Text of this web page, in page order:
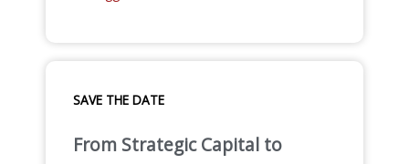
SAVE THE DATE
From Strategic Capital to